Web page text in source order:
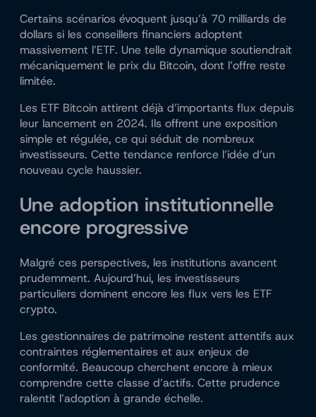
Certains scénarios évoquent jusqu’à 70 milliards de
dollars si les conseillers financiers adoptent
massivement l’ETF. Une telle dynamique soutiendrait
mécaniquement le prix du Bitcoin, dont l’offre reste
limitée.
Les ETF Bitcoin attirent déjà d’importants flux depuis
leur lancement en 2024. Ils offrent une exposition
simple et régulée, ce qui séduit de nombreux
investisseurs. Cette tendance renforce l’idée d’un
nouveau cycle haussier.
Une adoption institutionnelle
encore progressive
Malgré ces perspectives, les institutions avancent
prudemment. Aujourd’hui, les investisseurs
particuliers dominent encore les flux vers les ETF
crypto.
Les gestionnaires de patrimoine restent attentifs aux
contraintes réglementaires et aux enjeux de
conformité. Beaucoup cherchent encore à mieux
comprendre cette classe d’actifs. Cette prudence
ralentit l’adoption à grande échelle.